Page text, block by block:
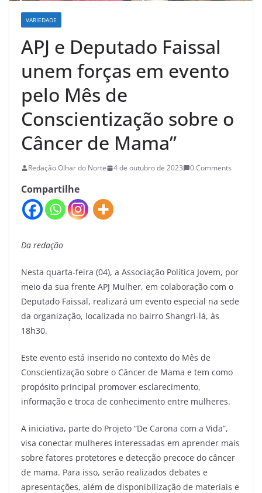
VARIEDADE
APJ e Deputado Faissal
unem forças em evento
pelo Mês de
Conscientização sobre o
Câncer de Mama”
Redação Olhar do Norte 4 de outubro de 2023 0 Comments
Compartilhe
Da redação
Nesta quarta-feira (04), a Associação Política Jovem, por
meio da sua frente APJ Mulher, em colaboração com o
Deputado Faissal, realizará um evento especial na sede
da organização, localizada no bairro Shangri-lá, às
18h30.
Este evento está inserido no contexto do Mês de
Conscientização sobre o Câncer de Mama e tem como
propósito principal promover esclarecimento,
informação e troca de conhecimento entre mulheres.
A iniciativa, parte do Projeto “De Carona com a Vida”,
visa conectar mulheres interessadas em aprender mais
sobre fatores protetores e detecção precoce do câncer
de mama. Para isso, serão realizados debates e
apresentações, além de disponibilização de materiais e